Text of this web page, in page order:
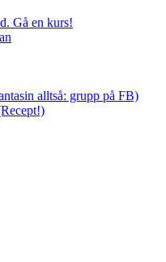
Gå en kurs!
alltså: grupp på FB)